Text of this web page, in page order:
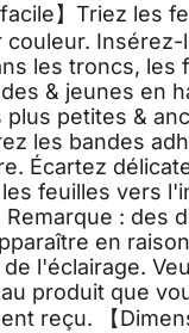
】Triez les
couleur. Insérez-
les troncs, les
& jeunes en
plus petites &
les bandes
Écartez
feuilles vers
: des
en
l'éclairage.
produit que
reçu. 【